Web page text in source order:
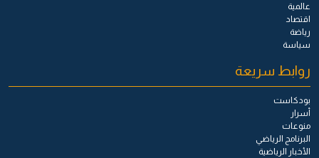
عالمية
اقتصاد
رياضة
سياسة
روابط سريعة
بودكاست
أسرار
منوعات
البرنامج الرياضي
الأخبار الرياضية